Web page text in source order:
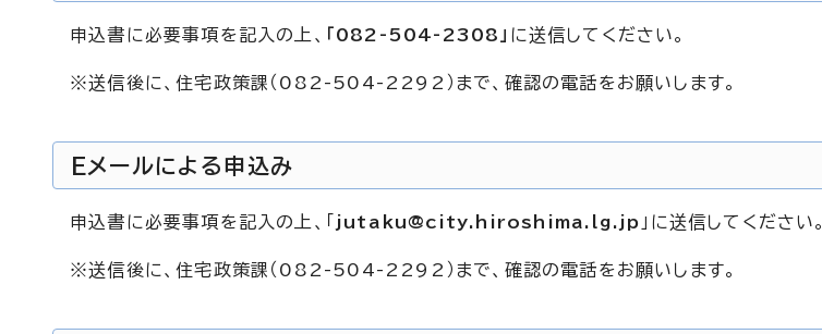
申込書に必要事項を記入の上、 「082-504-2308」 に送信してください。
※送信後に、住宅政策課（082-504-2292）まで、確認の電話をお願いします。
Eメールによる申込み
申込書に必要事項を記入の上、「 jutaku@city.hiroshima.lg.jp 」に送信してください。
※送信後に、住宅政策課（082-504-2292）まで、確認の電話をお願いします。